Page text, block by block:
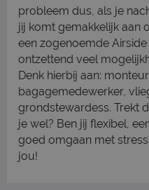
probleem dus, als je
jij komt gemakkelijk aan
een zogenoemde
ontzettend veel
Denk hierbij aan:
bagagemedewerker,
grondstewardess. Trekt
je wel? Ben jij flexibel,
goed omgaan met
jou!